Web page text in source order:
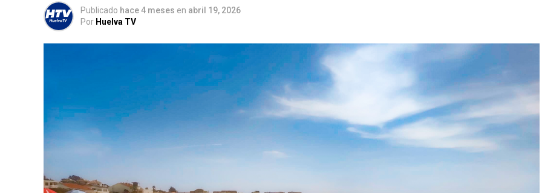
Publicado hace 4 meses en abril 19, 2026
Por Huelva TV